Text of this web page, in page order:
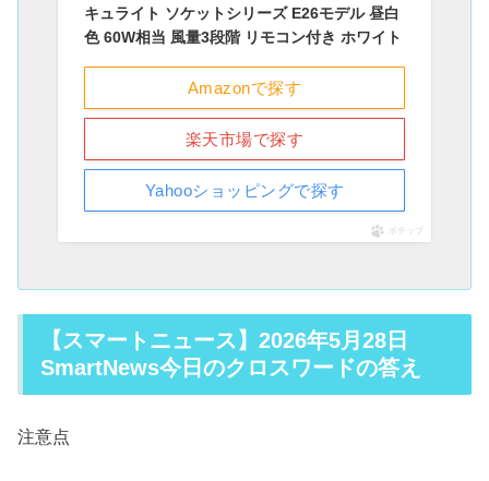
キュライト ソケットシリーズ E26モデル 昼白
色 60W相当 風量3段階 リモコン付き ホワイト
Amazonで探す
楽天市場で探す
Yahooショッピングで探す
ポチップ
【スマートニュース】2026年5月28日
SmartNews今日のクロスワードの答え
注意点